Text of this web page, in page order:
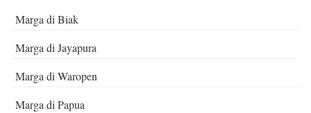
Marga di Biak
Marga di Jayapura
Marga di Waropen
Marga di Papua